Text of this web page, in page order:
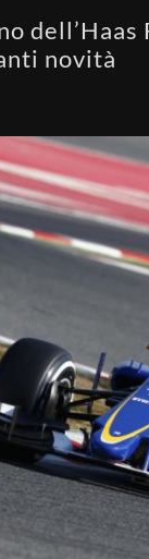
novità